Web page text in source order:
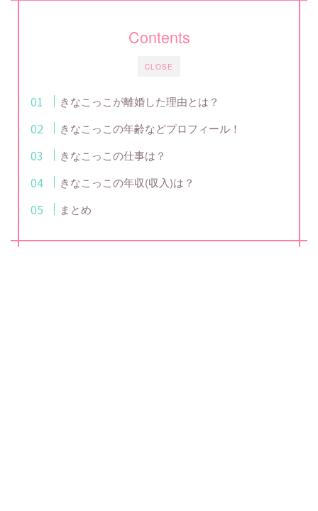
CLOSE
Contents
きなこっこが離婚した理由とは？
きなこっこの年齢などプロフィール！
きなこっこの仕事は？
きなこっこの年収(収入)は？
まとめ